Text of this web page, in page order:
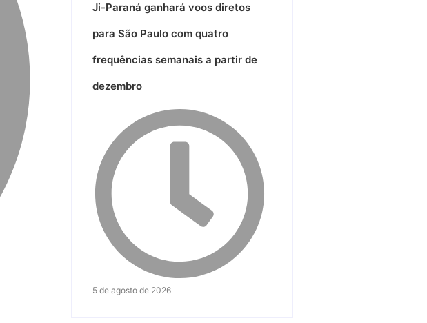
Ji-Paraná ganhará voos diretos
para São Paulo com quatro
frequências semanais a partir de
dezembro
5 de agosto de 2026